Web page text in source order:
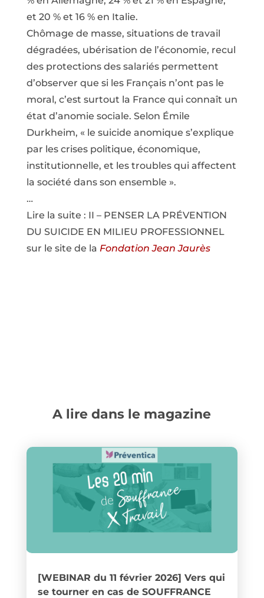
et 20 % et 16 % en Italie.
Chômage de masse, situations de travail
dégradées, ubérisation de l’économie, recul
des protections des salariés permettent
d’observer que si les Français n’ont pas le
moral, c’est surtout la France qui connaît un
état d’anomie sociale. Selon Émile
Durkheim, « le suicide anomique s’explique
par les crises politique, économique,
institutionnelle, et les troubles qui affectent
la société dans son ensemble ».
…
Lire la suite : II – PENSER LA PRÉVENTION
DU SUICIDE EN MILIEU PROFESSIONNEL
sur le site de la Fondation Jean Jaurès
A lire dans le magazine
[WEBINAR du 11 février 2026] Vers qui
se tourner en cas de SOUFFRANCE